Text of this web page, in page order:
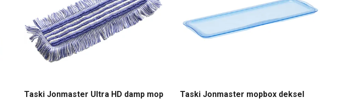
Taski Jonmaster Ultra HD damp mop
Taski Jonmaster mopbox deksel